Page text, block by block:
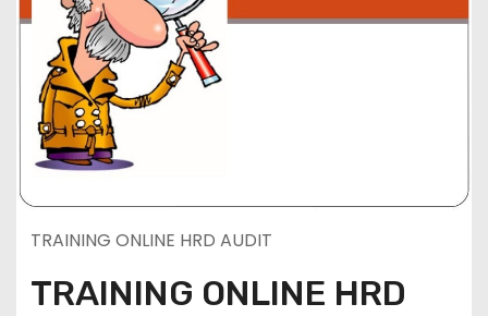
TRAINING ONLINE HRD AUDIT
TRAINING ONLINE HRD